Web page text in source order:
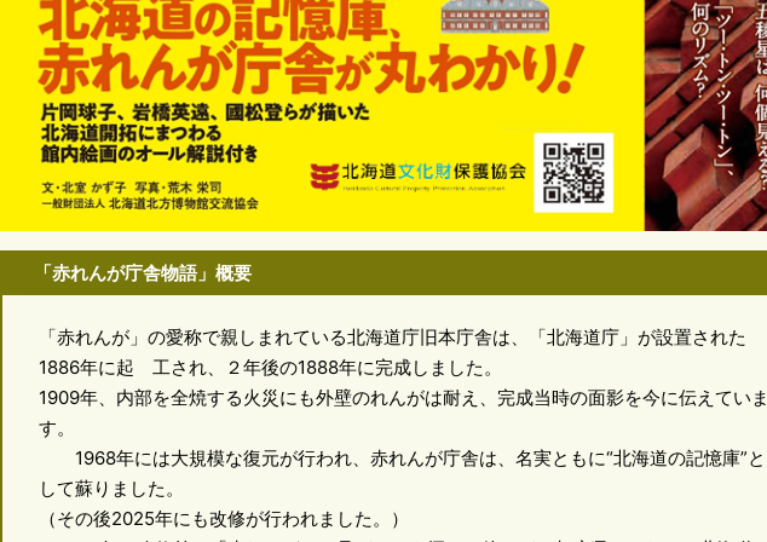
「赤れんが庁舎物語」概要
「赤れんが」の愛称で親しまれている北海道庁旧本庁舎は、「北海道庁」が設置された
1886年に起 工され、２年後の1888年に完成しました。
1909年、内部を全焼する火災にも外壁のれんがは耐え、完成当時の面影を今に伝えていま
す。
1968年には大規模な復元が行われ、赤れんが庁舎は、名実ともに“北海道の記憶庫”と
して蘇りました。
（その後2025年にも改修が行われました。）